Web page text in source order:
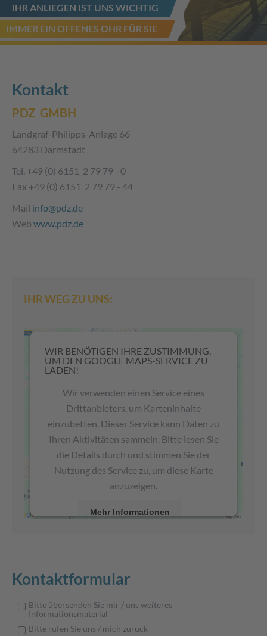
IHR ANLIEGEN IST UNS WICHTIG
IMMER EIN OFFENES OHR FÜR SIE
Kontakt
PDZ GMBH
Landgraf-Philipps-Anlage 66
64283 Darmstadt
Tel. +49 (0) 6151 2 79 79 - 0
Fax +49 (0) 6151 2 79 79 - 44
Mail info@pdz.de
Web www.pdz.de
IHR WEG ZU UNS:
WIR BENÖTIGEN IHRE ZUSTIMMUNG,
UM DEN GOOGLE MAPS-SERVICE ZU
LADEN!
Wir verwenden einen Service eines
Drittanbieters, um Karteninhalte
einzubetten. Dieser Service kann Daten zu
Ihren Aktivitäten sammeln. Bitte lesen Sie
die Details durch und stimmen Sie der
Nutzung des Service zu, um diese Karte
anzuzeigen.
Mehr Informationen
Management Platform
Kontaktformular
Bitte übersenden Sie mir / uns weiteres
Informationsmaterial
Bitte rufen Sie uns / mich zurück